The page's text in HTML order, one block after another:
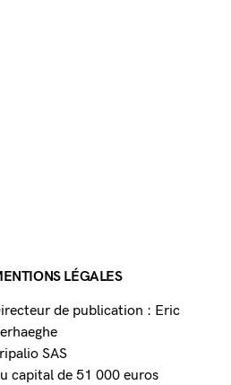
LÉGALES
de publication : Eric
SAS
capital de 51 000 euros